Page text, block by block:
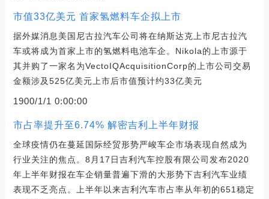
市值33亿美元 首家氢燃料车企拟上市
据外媒消息美国尼古拉汽车公司将在纳斯达克上市尼古拉汽
车或将成为首家上市的氢燃料电池车企。Nikola的上市源于
其并购了一家名为VectoIQAcquisitionCorp的上市公司交易
金额涉及525亿美元上市后市值预计约33亿美元
1900/1/1 0:00:00
市占率提升至6.74% 解密吉利上半年财报
全球疫情仍在蔓延国际经贸形势严峻车企市场表现自然成为
行业关注的焦点。8月17日吉利汽车控股有限公司发布2020
年上半年财报在车企销量普遍下滑的大形势下吉利汽车业绩
表现不乏亮点。上半年以来吉利汽车市占率从年初的651稳定